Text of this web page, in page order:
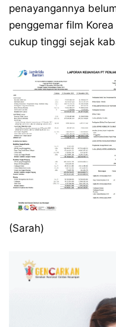
penayangannya
penggemar film
cukup tinggi sejak
(Sarah)